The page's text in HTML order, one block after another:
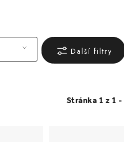
Další filtry
Stránka 1 z 1 -